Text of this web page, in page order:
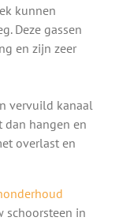
kunnen
Deze gassen
en zijn zeer
vervuild kanaal
dan hangen en
overlast en
schoorsteen in